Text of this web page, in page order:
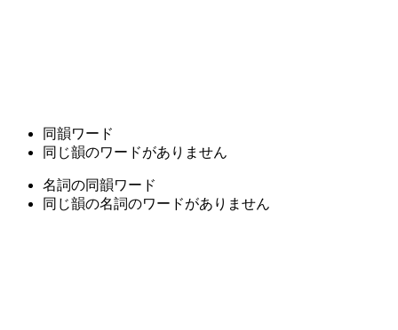
同韻ワード
同じ韻のワードがありません
名詞の同韻ワード
同じ韻の名詞のワードがありません